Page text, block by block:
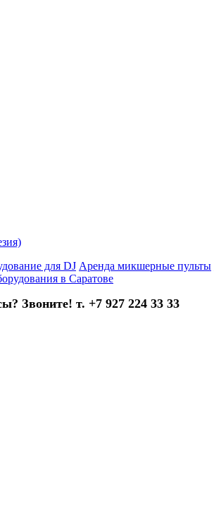
для DJ Аренда микшерные пульты
в Саратове
Звоните! т. +7 927 224 33 33